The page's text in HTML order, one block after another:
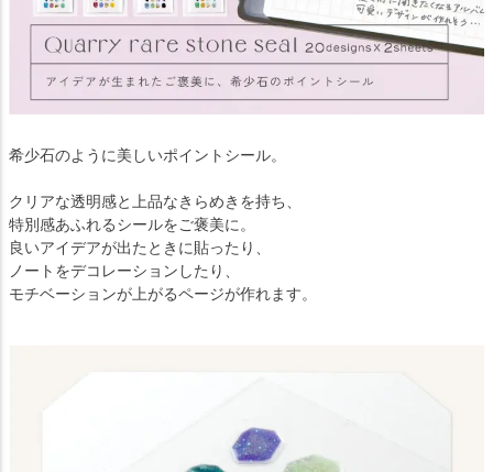
希少石のように美しいポイントシール。
クリアな透明感と上品なきらめきを持ち、
特別感あふれるシールをご褒美に。
良いアイデアが出たときに貼ったり、
ノートをデコレーションしたり、
モチベーションが上がるページが作れます。